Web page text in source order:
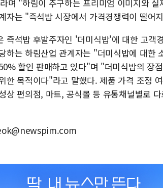
며 "하림이 추구하는 프리미엄 이미지와
자는 "즉석밥 시장에서 가격경쟁력이 떨어
즉석밥 후발주자인 '더미식밥'에 대한 고객
하는 하림산업 관계자는 "더미식밥에 대한
할인 판매하고 있다"며 "더미식밥의 장
한 목적이다"라고 말했다. 제품 가격 조정
상 편의점, 마트, 공식몰 등 유통채널별로